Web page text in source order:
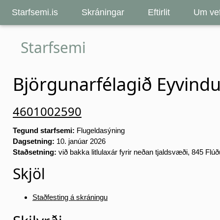
Starfsemi.is Skráningar Eftirlit Um
Starfsemi
Björgunarfélagið
4601002590
Tegund starfsemi: Flugeldasýning
Dagsetning: 10. janúar 2026
Staðsetning: við bakka litlulaxár fyrir neðan tjaldsvæði, 845
Skjöl
Staðfesting á skráningu